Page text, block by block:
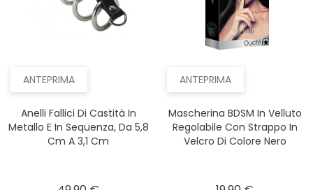
ANTEPRIMA
Anelli Fallici Di Castità In
Metallo E In Sequenza, Da 5,8
Cm A 3,1 Cm
ANTEPRIMA
Mascherina BDSM In Velluto
Regolabile Con Strappo In
Velcro Di Colore Nero